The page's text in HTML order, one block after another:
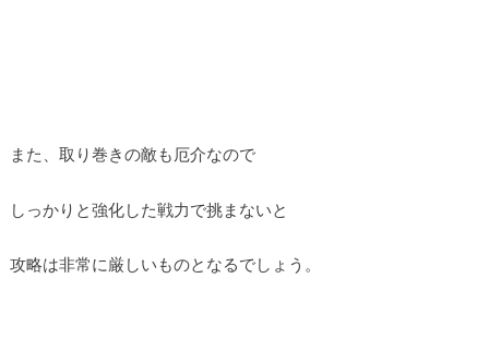
また、取り巻きの敵も厄介なので
しっかりと強化した戦力で挑まないと
攻略は非常に厳しいものとなるでしょう。